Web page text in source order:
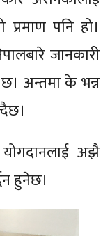
पनि हो।
जानकारी
अन्तमा के भन्न
अझै
हुनेछ।